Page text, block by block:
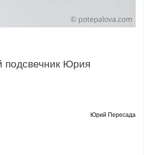
подсвечник Юрия
Юрий Пересада